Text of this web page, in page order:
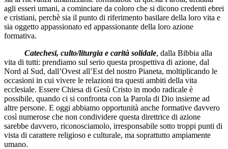
agli esseri umani, a cominciare da coloro che si dicono credenti ebrei
e cristiani, perchè sia il punto di riferimento basilare della loro vita e
sia oggetto appassionato ed appassionante della loro azione
formativa.
Catechesi, culto/liturgia e carità solidale, dalla Bibbia alla
vita di tutti: prendiamo sul serio questa prospettiva di azione, dal
Nord al Sud, dall’Ovest all’Est del nostro Pianeta, moltiplicando le
occasioni in cui vivere le relazioni tra questi ambiti della vita
ecclesiale. Essere Chiesa di Gesù Cristo in modo radicale è
possibile, quando ci si confronta con la Parola di Dio insieme ad
altre persone. E oggi abbiamo opportunità anche formative davvero
così numerose che non condividere questa direttrice di azione
sarebbe davvero, riconosciamolo, irresponsabile sotto troppi punti di
vista di carattere religioso e culturale, ma soprattutto ampiamente
umano.